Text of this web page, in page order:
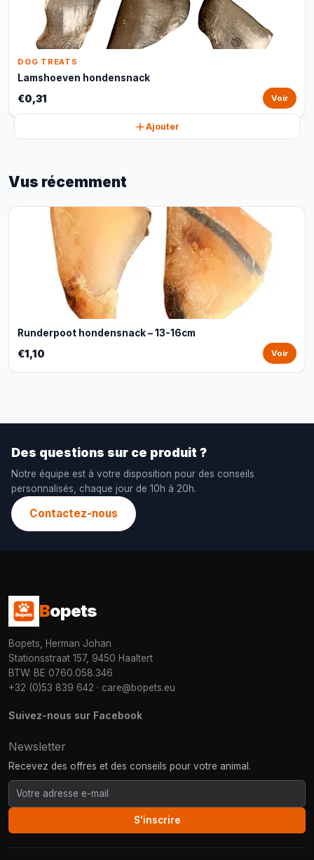
DOG TREATS
Lamshoeven hondensnack
€0,31 Voir
Ajouter
Vus récemment
Runderpoot hondensnack – 13-16cm
€1,10 Voir
Des questions sur ce produit ?
Notre équipe est à votre disposition pour des conseils
personnalisés, chaque jour de 10h à 20h.
Contactez-nous
Bopets
Bopets, Herman Johan
Stationsstraat 157, 9450 Haaltert
BTW: BE 0760.058.346
+32 (0)53 839 642 · care@bopets.eu
Suivez-nous sur Facebook
Newsletter
Recevez des offres et des conseils pour votre animal.
S'inscrire